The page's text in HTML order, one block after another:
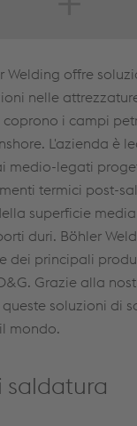
Welding offre
nelle
i campi
L'azienda è
medio-legati
termici post-
superficie
duri. Böhler
dei principali
Grazie alla
soluzioni di
mondo.
saldatura